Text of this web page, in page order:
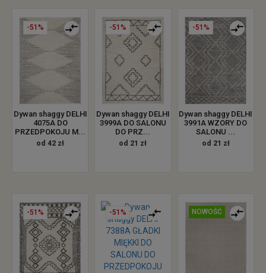
-51%
Dywan shaggy DELHI
4075A DO
PRZEDPOKOJU M...
od 42 zł
-51%
Dywan shaggy DELHI
3999A DO SALONU
DO PRZ...
od 21 zł
-51%
Dywan shaggy DELHI
3991A WZORY DO
SALONU ...
od 21 zł
-51% -51% NOWOŚĆ